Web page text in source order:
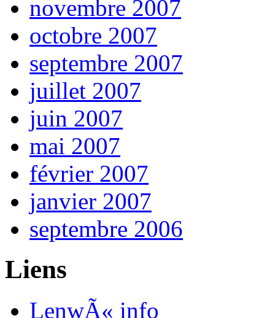
novembre 2007
octobre 2007
septembre 2007
juillet 2007
juin 2007
mai 2007
février 2007
janvier 2007
septembre 2006
Liens
LenwÃ« info